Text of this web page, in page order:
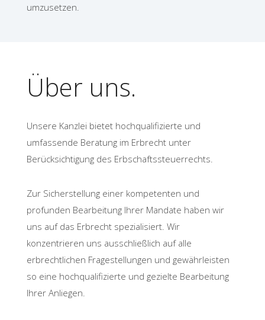
umzusetzen.
Über uns.
Unsere Kanzlei bietet hochqualifizierte und
umfassende Beratung im Erbrecht unter
Berücksichtigung des Erbschaftssteuerrechts.
Zur Sicherstellung einer kompetenten und
profunden Bearbeitung Ihrer Mandate haben wir
uns auf das Erbrecht spezialisiert. Wir
konzentrieren uns ausschließlich auf alle
erbrechtlichen Fragestellungen und gewährleisten
so eine hochqualifizierte und gezielte Bearbeitung
Ihrer Anliegen.